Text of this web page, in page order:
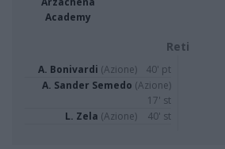
Academy
Reti
A. Bonivardi (Azione)
40' pt
A. Sander Semedo (Azione)
17' st
L. Zela (Azione) 40' st